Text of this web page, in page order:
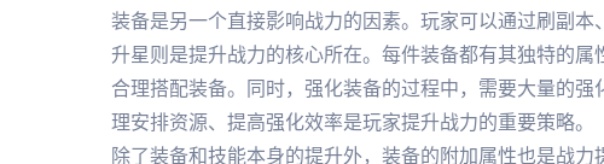
装备是另一个直接影响战力的因素。玩家可以通过刷副
升星则是提升战力的核心所在。每件装备都有其独特的属
合理搭配装备。同时，强化装备的过程中，需要大量的
理安排资源、提高强化效率是玩家提升战力的重要策略。
除了装备和技能本身的提升外，装备的附加属性也是战